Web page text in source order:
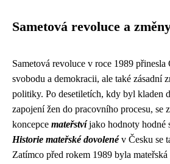
Sametová revoluce a
Sametová revoluce v roce 1989 přinesla
svobodu a demokracii, ale také zásadní
politiky. Po desetiletích, kdy byl kladen
zapojení žen do pracovního procesu, se
koncepce mateřstvíjako hodnoty hodné
Historie mateřské dovolenév Česku se
Zatímco před rokem 1989 byla